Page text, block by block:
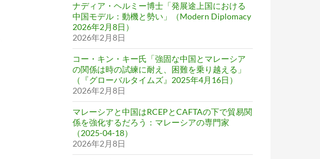
ナディア・ヘルミー博士「発展途上国における
中国モデル：動機と勢い」（Modern Diplomacy
2026年2月8日）
2026年2月8日
コー・キン・キー氏「強固な中国とマレーシア
の関係は時の試練に耐え、困難を乗り越える」
（『グローバルタイムズ』2025年4月16日）
2026年2月8日
マレーシアと中国はRCEPとCAFTAの下で貿易関
係を強化するだろう：マレーシアの専門家
（2025-04-18）
2026年2月8日